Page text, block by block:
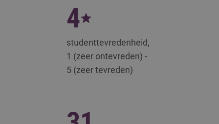
4
studenttevredenheid,
1 (zeer ontevreden) -
5 (zeer tevreden)